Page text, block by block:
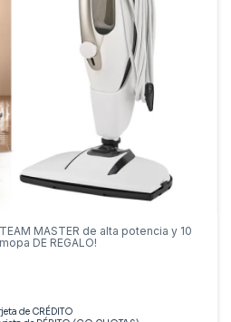
MASTER de alta potencia y 10
DE REGALO!